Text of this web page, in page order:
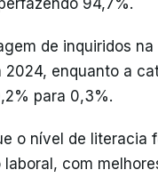
94,7%.
de inquiridos
2024, enquanto a
para 0,3%.
o nível de
com